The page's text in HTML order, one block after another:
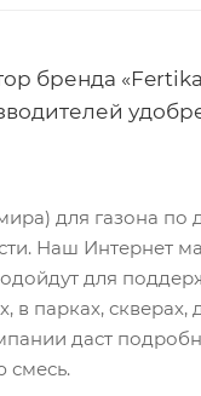
бренда
для газона по
Наш Интернет
для
в парках, скверах,
даст
смесь.